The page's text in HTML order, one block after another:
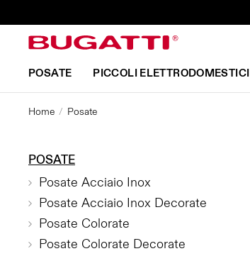
POSATE PICCOLI ELETTRODOMESTICI
Home Posate
POSATE
Posate Acciaio Inox
Posate Acciaio Inox Decorate
Posate Colorate
Posate Colorate Decorate